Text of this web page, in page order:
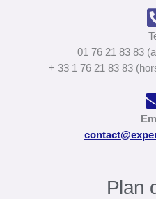
01 76 21 83 83
+ 33 1 76 21 83 83
Plan